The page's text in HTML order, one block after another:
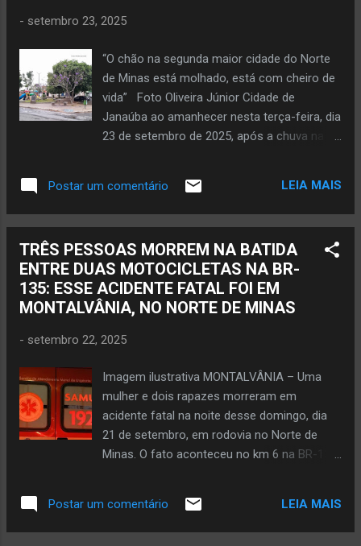
encontra com 60% da sua capacidade de
setembro, o volume de água na represa do
rio Gorutuba tem 74 centímetros de água a
setembro de 2024. Nos 23 primeiros dias de
setembro do ano passado houve redução
maior represa da região da Serra Geral ...
- setembro 23, 2025
“O chão na segunda maior cidade do Norte
de Minas está molhado, está com cheiro de
vida” Foto Oliveira Júnior Cidade de
Janaúba ao amanhecer nesta terça-feira, dia
23 de setembro de 2025, após a chuva na
cheiro de vida...Terra molhada é benção”.
Esse é o trecho da música “Terra Molhada –
muito reflete a realidade desta terça-feira,
dia 23 de setembro, na cidade de Janaúba,
situada na região da Serra Geral, no Norte de
Minas. Os janaubenses ao despertar na
retratado nessa moda de viola. Nos cantos
de Janaúba exala cheiro de terra,
simplicidade e gratidão. O solo visivelmente
está molhado. Sim, choveu na segunda
maior cidade do Norte de Minas. Situação
adversa de algumas horas atrás. Na tarde de
centígrado. Foi a maior temperatur...
Postar um comentário LEIA MAIS
TRÊS PESSOAS MORREM NA BATIDA
ENTRE DUAS MOTOCICLETAS NA BR-
135: ESSE ACIDENTE FATAL FOI EM
MONTALVÂNIA, NO NORTE DE MINAS
- setembro 22, 2025
Imagem ilustrativa MONTALVÂNIA – Uma
mulher e dois rapazes morreram em
acidente fatal na noite desse domingo, dia
21 de setembro, em rodovia no Norte de
Minas. O fato aconteceu no km 6 na BR-135,
Samu das cidades de Manga e Montalvânia
estiveram no local com o intuito em prestar
Postar um comentário LEIA MAIS